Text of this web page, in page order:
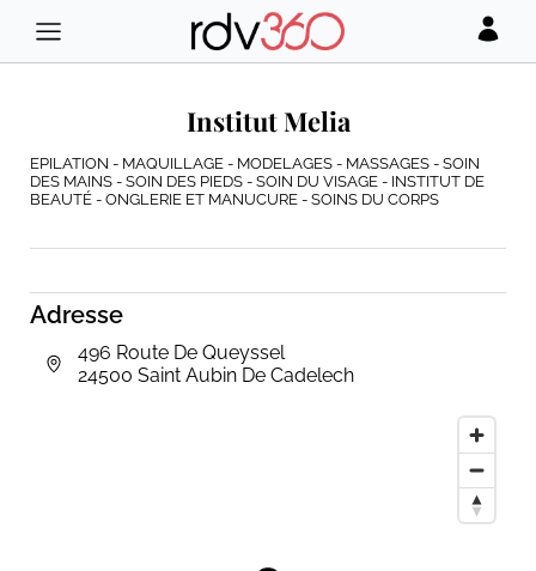
Adresse
496 Route De Queyssel
24500 Saint Aubin De Cadelech
Institut Melia
EPILATION - MAQUILLAGE - MODELAGES - MASSAGES - SOIN
DES MAINS - SOIN DES PIEDS - SOIN DU VISAGE - INSTITUT DE
BEAUTÉ - ONGLERIE ET MANUCURE - SOINS DU CORPS